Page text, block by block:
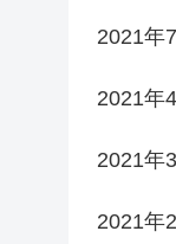
2021年
2021年
2021年
2021年